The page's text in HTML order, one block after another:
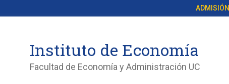
ADMISIÓN
Instituto de Economía
Facultad de Economía y Administración UC